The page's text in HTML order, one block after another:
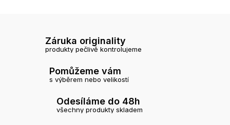
Záruka originality
produkty pečlivě kontrolujeme
Pomůžeme vám
s výběrem nebo velikostí
Odesíláme do 48h
všechny produkty skladem